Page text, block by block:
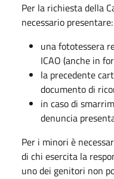
Per la richiesta della
necessario presentare:
una fototessera
ICAO (anche in
la precedente
documento di
in caso di
denuncia
Per i minori è
di chi esercita la
uno dei genitori non